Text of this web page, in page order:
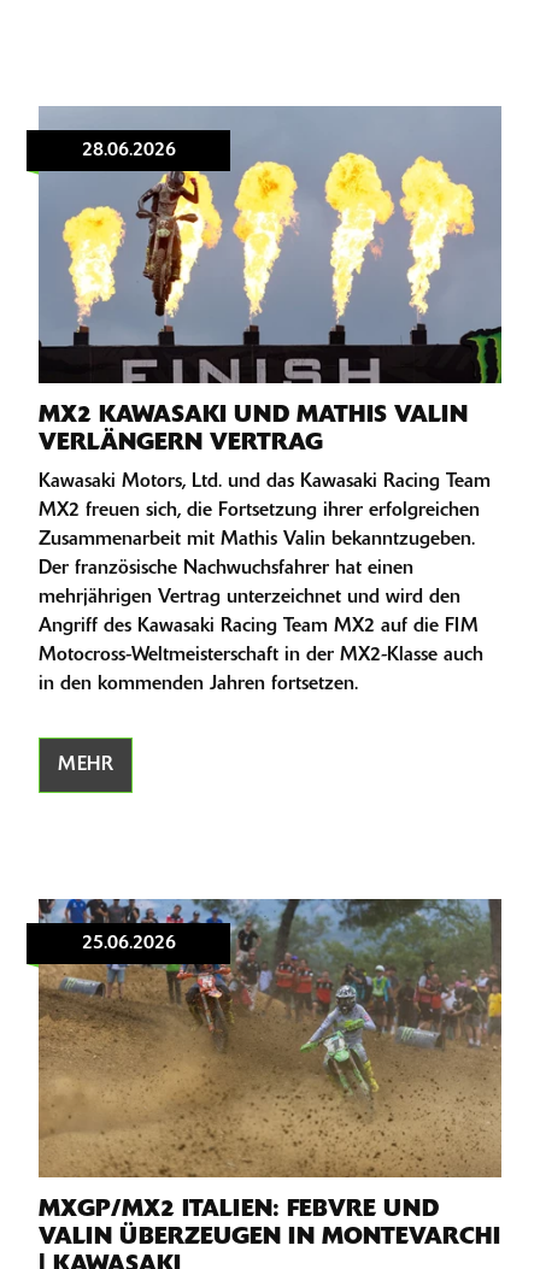
28.06.2026
MX2 KAWASAKI UND MATHIS VALIN
VERLÄNGERN VERTRAG
Kawasaki Motors, Ltd. und das Kawasaki Racing Team
MX2 freuen sich, die Fortsetzung ihrer erfolgreichen
Zusammenarbeit mit Mathis Valin bekanntzugeben.
Der französische Nachwuchsfahrer hat einen
mehrjährigen Vertrag unterzeichnet und wird den
Angriff des Kawasaki Racing Team MX2 auf die FIM
Motocross-Weltmeisterschaft in der MX2-Klasse auch
in den kommenden Jahren fortsetzen.
MEHR
25.06.2026
MXGP/MX2 ITALIEN: FEBVRE UND
VALIN ÜBERZEUGEN IN MONTEVARCHI